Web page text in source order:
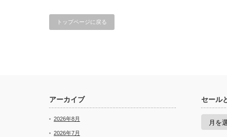
トップページに戻る
アーカイブ
2026年8月
2026年7月
セール
セ